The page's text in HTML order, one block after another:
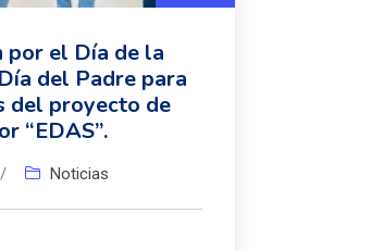
por el Día de la
del Padre para
del proyecto de
“EDAS”.
/ Noticias